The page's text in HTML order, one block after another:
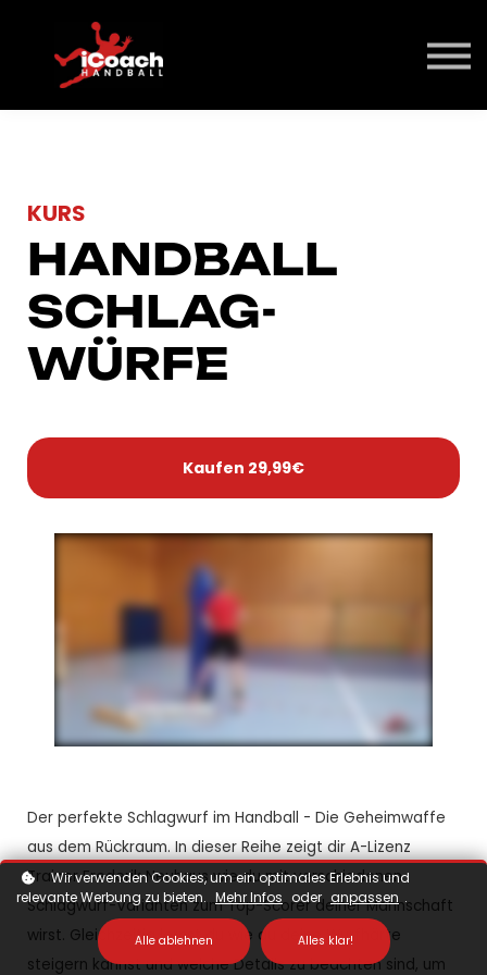
Über Uns
KURS
HANDBALL
SCHLAG­
WÜRFE
Kaufen 29,99€
Der perfekte Schlagwurf im Handball - Die Geheimwaffe
aus dem Rückraum. In dieser Reihe zeigt dir A-Lizenz
Trainer Frederik Neuhaus wie du mit verschiedenen
Schlagwurf-Varianten zum Top-Scorer deiner Mannschaft
wirst. Gleichzeitig lernst du wie du deine Wurfhärte
steigern kannst und welche Details zu beachten sind, um
Wir verwenden Cookies, um ein optimales Erlebnis und
relevante Werbung zu bieten. Mehr Infos oder anpassen .
Alle ablehnen Alles klar!